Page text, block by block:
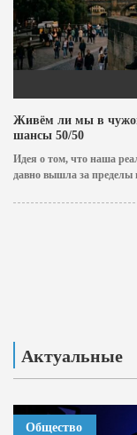
Живём ли мы в
шансы 50/50
Идея о том, что наша
давно вышла за пределы
Актуальные
Общество